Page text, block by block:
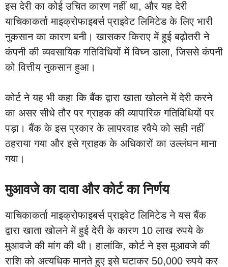
इस देरी का कोई उचित कारण नहीं था, और यह देरी
याचिकाकर्ता माइक्रोफाइबर्स प्राइवेट लिमिटेड के लिए भारी
नुकसान का कारण बनी। खासकर किराए में हुई बढ़ोतरी ने
कंपनी की व्यवसायिक गतिविधियों में विघ्न डाला, जिससे कंपनी
को वित्तीय नुकसान हुआ।
कोर्ट ने यह भी कहा कि बैंक द्वारा खाता खोलने में देरी करने
का असर सीधे तौर पर ग्राहक की व्यापारिक गतिविधियों पर
पड़ा। बैंक के इस प्रकार के लापरवाह रवैये को सही नहीं
ठहराया गया और इसे ग्राहक के अधिकारों का उल्लंघन माना
गया।
मुआवजे का दावा और कोर्ट का निर्णय
याचिकाकर्ता माइक्रोफाइबर्स प्राइवेट लिमिटेड ने यस बैंक
द्वारा खाता खोलने में हुई देरी के कारण 10 लाख रुपये के
मुआवजे की मांग की थी। हालांकि, कोर्ट ने इस मुआवजे की
राशि को अत्यधिक मानते हुए इसे घटाकर 50,000 रुपये कर